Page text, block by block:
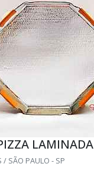
LAMINADA
/ SÃO PAULO - SP